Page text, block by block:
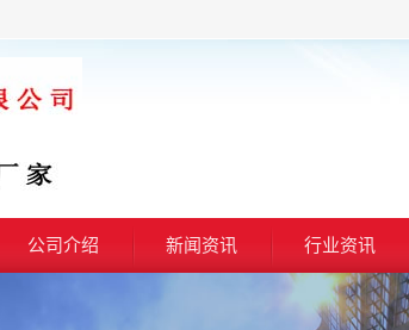
公司介绍 新闻资讯 行业资讯